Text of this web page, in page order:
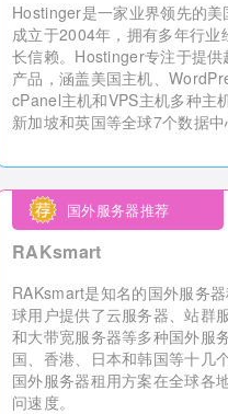
Hostinger是一家业界领先的
成立于2004年，拥有多年行业
长信赖。Hostinger专注于提
产品，涵盖美国主机、
cPanel主机和VPS主机多种主
新加坡和英国等全球7个数据中
国外服务器推荐
RAKsmart
RAKsmart是知名的国外服务
球用户提供了云服务器、站群
和大带宽服务器等多种国外服
国、香港、日本和韩国等十几
国外服务器租用方案在全球各
问速度。